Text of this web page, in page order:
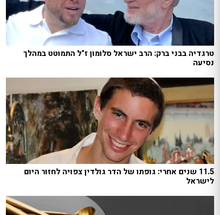
טרגדיה בבני ברק: הרב ישראל סלומון ז"ל התמוטט במהלך
נסיעה
11.5 שנים אחרי: גופתו של הדר גולדין צפויה לחזור היום
לישראל